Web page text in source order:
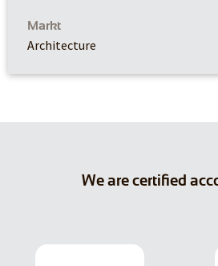
Markt
Architecture
We are certified